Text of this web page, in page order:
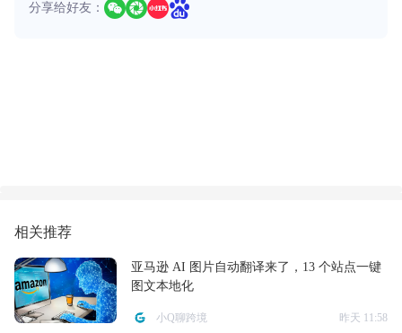
分享给好友：
相关推荐
亚马逊 AI 图片自动翻译来了，13 个站点一键
图文本地化
小Q聊跨境 昨天 11:58